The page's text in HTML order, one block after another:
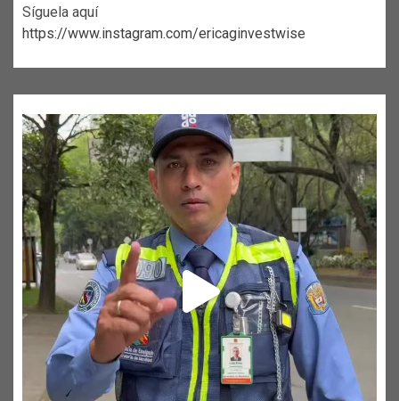
Síguela aquí
https://www.instagram.com/ericaginvestwise